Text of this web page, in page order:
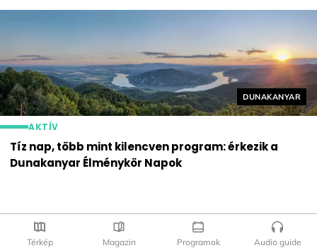
Helyszín
DUNAKANYAR
AKTÍV
Tíz nap, több mint kilencven program: érkezik a
Dunakanyar Élménykör Napok
Térkép Magazin Programok Audio guide